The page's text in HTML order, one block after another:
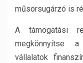
műsorsugárzó is
A támogatási
megkönnyítse
vállalatok